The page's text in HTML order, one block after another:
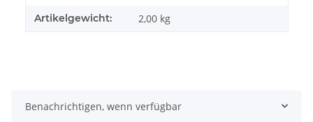
Artikelgewicht: 2,00 kg
Benachrichtigen, wenn verfügbar